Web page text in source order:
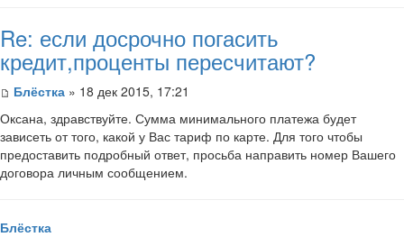
Re: если досрочно погасить
кредит,проценты пересчитают?
Блёстка » 18 дек 2015, 17:21
Оксана, здравствуйте. Сумма минимального платежа будет
зависеть от того, какой у Вас тариф по карте. Для того чтобы
предоставить подробный ответ, просьба направить номер Вашего
договора личным сообщением.
Блёстка